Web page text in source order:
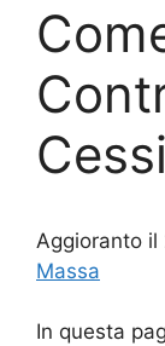
Aggioranto
Massa
In questa